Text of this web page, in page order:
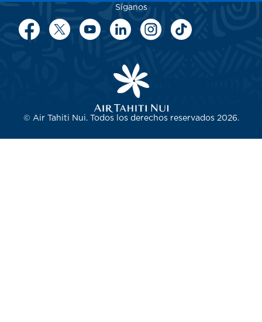
Síganos
© Air Tahiti Nui. Todos los derechos reservados 2026.